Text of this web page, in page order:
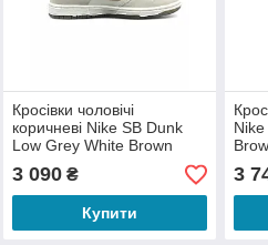
Кросівки чоловічі
коричневі Nike SB Dunk
Low Grey White Brown
(18072)
3 090₴
Купити
3